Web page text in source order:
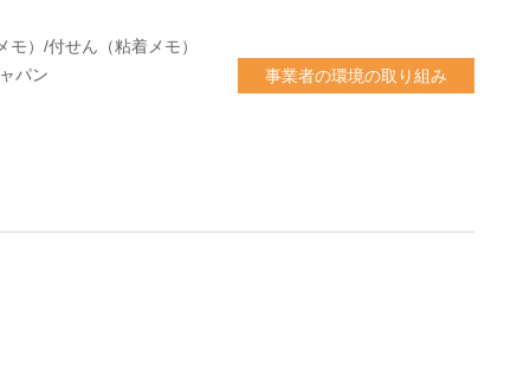
モ）/付せん（粘着メモ）
パン
事業者の環境の取り組み